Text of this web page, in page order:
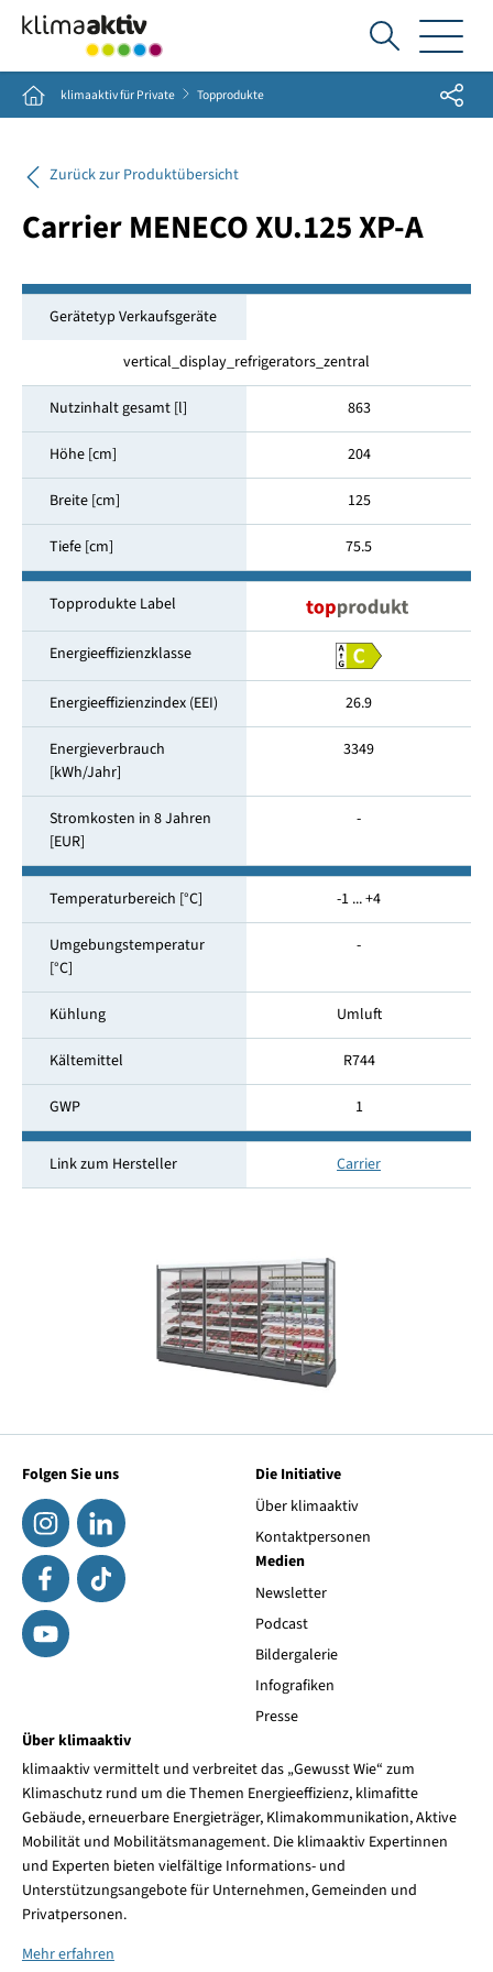
Ich
suche...
Home klimaaktiv für Private Topprodukte Share
Zurück zur Produktübersicht
Carrier MENECO XU.125 XP-A
Gerätetyp Verkaufsgeräte
vertical_display_refrigerators_zentral
Nutzinhalt gesamt [l] 863
Höhe [cm] 204
Breite [cm] 125
Tiefe [cm] 75.5
Topprodukte Label
Energieeffizienzklasse
Energieeffizienzindex (EEI) 26.9
Energieverbrauch
[kWh/Jahr]
3349
Stromkosten in 8 Jahren
[EUR]
-
Temperaturbereich [°C] -1 ... +4
Umgebungstemperatur
[°C]
-
Kühlung Umluft
Kältemittel R744
GWP 1
Link zum Hersteller Carrier
Folgen Sie uns
Die Initiative
Über klimaaktiv
Kontaktpersonen
Medien
Newsletter
Podcast
Bildergalerie
Infografiken
Presse
Über klimaaktiv
klimaaktiv vermittelt und verbreitet das „Gewusst Wie“ zum
Klimaschutz rund um die Themen Energieeffizienz, klimafitte
Gebäude, erneuerbare Energieträger, Klimakommunikation, Aktive
Mobilität und Mobilitätsmanagement. Die klimaaktiv Expertinnen
und Experten bieten vielfältige Informations- und
Unterstützungsangebote für Unternehmen, Gemeinden und
Privatpersonen.
Mehr erfahren